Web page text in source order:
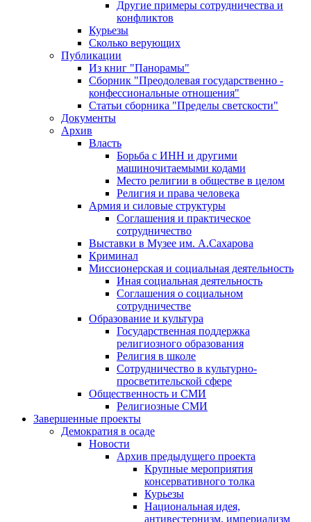
Другие примеры сотрудничества и
конфликтов
Курьезы
Сколько верующих
Публикации
Из книг "Панорамы"
Сборник "Преодолевая государственно -
конфессиональные отношения"
Статьи сборника "Пределы светскости"
Документы
Архив
Власть
Борьба с ИНН и другими
машиночитаемыми кодами
Место религии в обществе в целом
Религия и права человека
Армия и силовые структуры
Соглашения и практическое
сотрудничество
Выставки в Музее им. А.Сахарова
Криминал
Миссионерская и социальная деятельность
Иная социальная деятельность
Соглашения о социальном
сотрудничестве
Образование и культура
Государственная поддержка
религиозного образования
Религия в школе
Сотрудничество в культурно-
просветительской сфере
Общественность и СМИ
Религиозные СМИ
Завершенные проекты
Демократия в осаде
Новости
Архив предыдущего проекта
Крупные мероприятия
консервативного толка
Курьезы
Национальная идея,
антивестернизм, империализм